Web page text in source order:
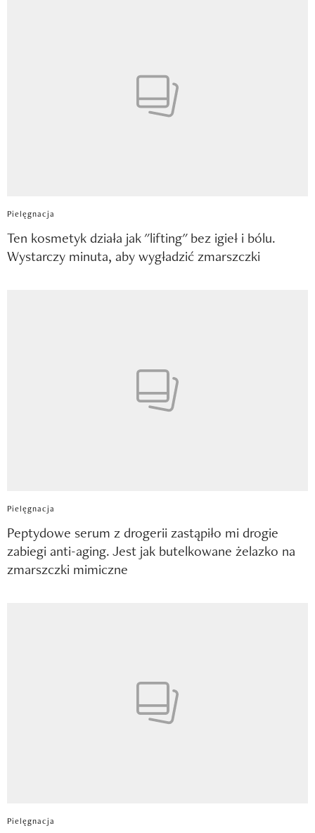
Pielęgnacja
Ten kosmetyk działa jak "lifting" bez igieł i bólu.
Wystarczy minuta, aby wygładzić zmarszczki
Pielęgnacja
Peptydowe serum z drogerii zastąpiło mi drogie
zabiegi anti-aging. Jest jak butelkowane żelazko na
zmarszczki mimiczne
Pielęgnacja